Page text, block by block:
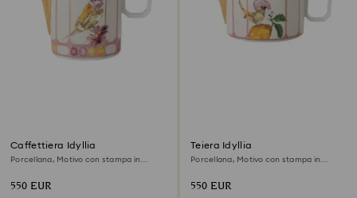
Caffettiera Idyllia
Porcellana, Motivo con stampa in
550 EUR
Teiera Idyllia
Porcellana, Motivo con stampa in
550 EUR